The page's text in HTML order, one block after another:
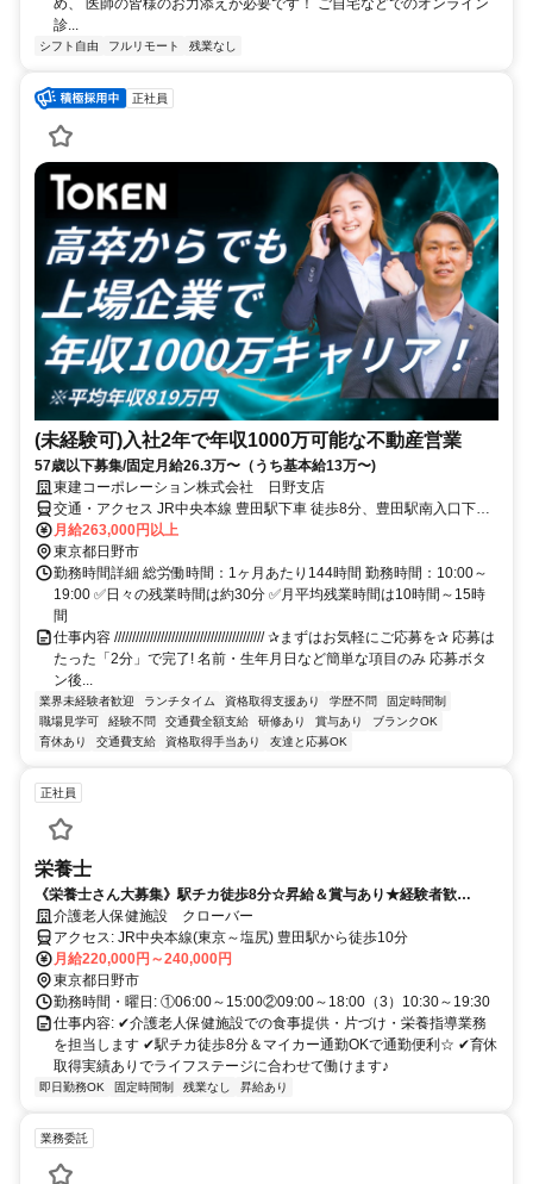
め、 医師の皆様のお力添えが必要です！ ご自宅などでのオンライン
診...
シフト自由 フルリモート 残業なし
正社員
(未経験可)入社2年で年収1000万可能な不動産営業
57歳以下募集/固定月給26.3万〜（うち基本給13万〜)
東建コーポレーション株式会社 日野支店
交通・アクセス JR中央本線 豊田駅下車 徒歩8分、豊田駅南入口下車
徒歩2分
月給263,000円以上
東京都日野市
勤務時間詳細 総労働時間：1ヶ月あたり144時間 勤務時間：10:00～
19:00 ✅日々の残業時間は約30分 ✅月平均残業時間は10時間～15時
間
仕事内容 ////////////////////////////////////////// ✰まずはお気軽にご応募を✰ 応募は
たった「2分」で完了! 名前・生年月日など簡単な項目のみ 応募ボタ
ン後...
業界未経験者歓迎 ランチタイム 資格取得支援あり 学歴不問
固定時間制
職場見学可
経験不問 交通費全額支給 研修あり 賞与あり
ブランクOK
育休あり
交通費支給 資格取得手当あり 友達と応募OK
正社員
栄養士
《栄養士さん大募集》駅チカ徒歩8分☆昇給＆賞与あり★経験者歓
迎！！育休あり！！お持ちの資格を活かして働きませんか？
介護老人保健施設 クローバー
アクセス: JR中央本線(東京～塩尻) 豊田駅から徒歩10分
月給220,000円～240,000円
東京都日野市
勤務時間・曜日: ①06:00～15:00②09:00～18:00（3）10:30～19:30
仕事内容: ✔介護老人保健施設での食事提供・片づけ・栄養指導業務
を担当します ✔駅チカ徒歩8分＆マイカー通勤OKで通勤便利☆ ✔育休
取得実績ありでライフステージに合わせて働けます♪
即日勤務OK 固定時間制 残業なし 昇給あり
業務委託